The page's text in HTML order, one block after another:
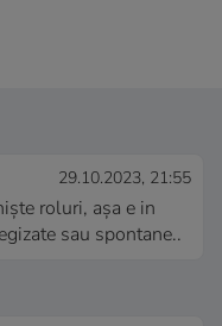
29.10.2023, 21:55
roluri, așa e in
sau spontane..